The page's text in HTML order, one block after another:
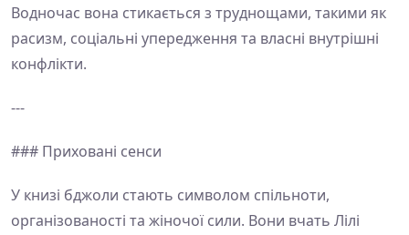
Водночас вона стикається з труднощами, такими як
расизм, соціальні упередження та власні внутрішні
конфлікти.
---
### Приховані сенси
У книзі бджоли стають символом спільноти,
організованості та жіночої сили. Вони вчать Лілі